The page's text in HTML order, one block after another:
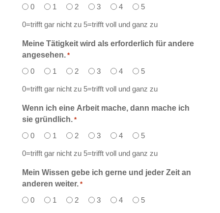
0 1 2 3 4 5
0=trifft gar nicht zu 5=trifft voll und ganz zu
Meine Tätigkeit wird als erforderlich für andere
angesehen. *
0 1 2 3 4 5
0=trifft gar nicht zu 5=trifft voll und ganz zu
Wenn ich eine Arbeit mache, dann mache ich
sie gründlich. *
0 1 2 3 4 5
0=trifft gar nicht zu 5=trifft voll und ganz zu
Mein Wissen gebe ich gerne und jeder Zeit an
anderen weiter. *
0 1 2 3 4 5